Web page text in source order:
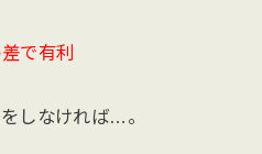
で有利
しなければ…。